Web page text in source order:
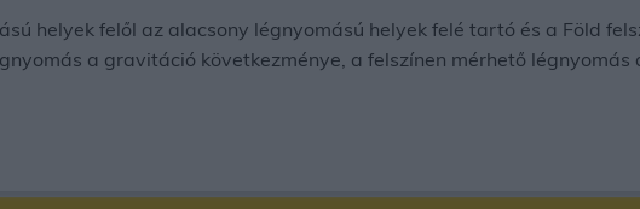
helyek felől az alacsony légnyomású helyek felé tartó és a Föld
a gravitáció következménye, a felszínen mérhető